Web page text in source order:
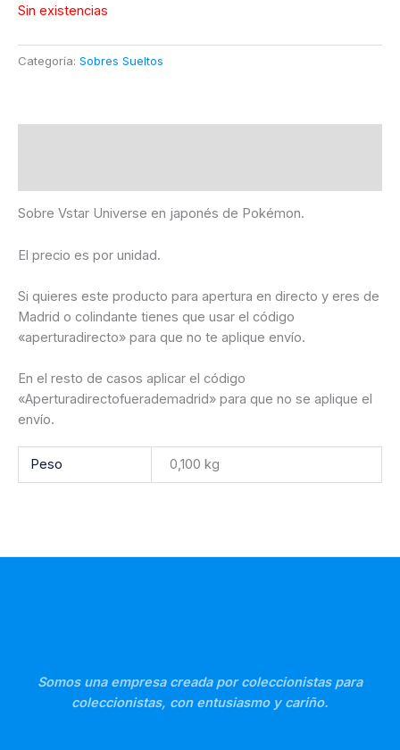
Sin existencias
Categoría: Sobres Sueltos
Sobre Vstar Universe en japonés de Pokémon.
El precio es por unidad.
Si quieres este producto para apertura en directo y eres de
Madrid o colindante tienes que usar el código
«aperturadirecto» para que no te aplique envío.
En el resto de casos aplicar el código
«Aperturadirectofuerademadrid» para que no se aplique el
envío.
Peso 0,100 kg
Somos una empresa creada por coleccionistas para
coleccionistas, con entusiasmo y cariño.